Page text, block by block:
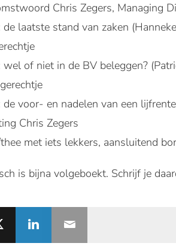
Chris Zegers, Managing
laatste stand van zaken
of niet in de BV beleggen?
voor- en nadelen van een
Chris Zegers
met iets lekkers, aansluitend
is bijna volgeboekt. Schrijf je